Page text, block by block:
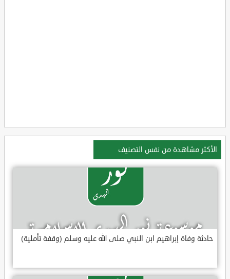
الأكثر مشاهدة من نفس التصنيف
حادثة وفاة إبراهيم ابن النبي صلى الله عليه وسلم (وقفة تأملية)